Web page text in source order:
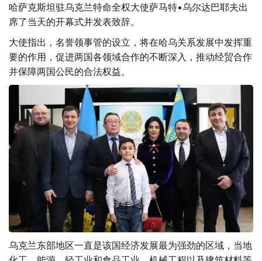
哈萨克斯坦驻乌克兰特命全权大使萨马特•乌尔达巴耶夫出
席了当天的开幕式并发表致辞。
大使指出，名誉领事管的设立，将在哈乌关系发展中发挥重
要的作用，促进两国各领域合作的不断深入，推动经贸合作
并保障两国公民的合法权益。
乌克兰东部地区一直是该国经济发展最为强劲的区域，当地